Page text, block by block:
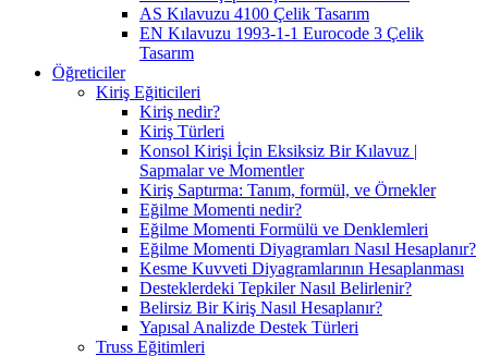
AS Kılavuzu 4100 Çelik Tasarım
EN Kılavuzu 1993-1-1 Eurocode 3 Çelik
Tasarım
Öğreticiler
Kiriş Eğiticileri
Kiriş nedir?
Kiriş Türleri
Konsol Kirişi İçin Eksiksiz Bir Kılavuz |
Sapmalar ve Momentler
Kiriş Saptırma: Tanım, formül, ve Örnekler
Eğilme Momenti nedir?
Eğilme Momenti Formülü ve Denklemleri
Eğilme Momenti Diyagramları Nasıl Hesaplanır?
Kesme Kuvveti Diyagramlarının Hesaplanması
Desteklerdeki Tepkiler Nasıl Belirlenir?
Belirsiz Bir Kiriş Nasıl Hesaplanır?
Yapısal Analizde Destek Türleri
Truss Eğitimleri